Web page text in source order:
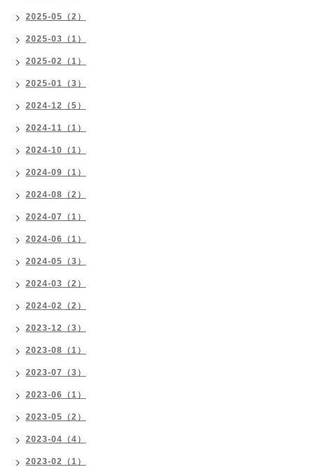
2025-05（2）
2025-03（1）
2025-02（1）
2025-01（3）
2024-12（5）
2024-11（1）
2024-10（1）
2024-09（1）
2024-08（2）
2024-07（1）
2024-06（1）
2024-05（3）
2024-03（2）
2024-02（2）
2023-12（3）
2023-08（1）
2023-07（3）
2023-06（1）
2023-05（2）
2023-04（4）
2023-02（1）